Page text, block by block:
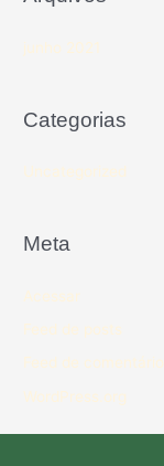
junho 2021
Categorias
Uncategorized
Meta
Acessar
Feed de posts
Feed de
WordPress.org